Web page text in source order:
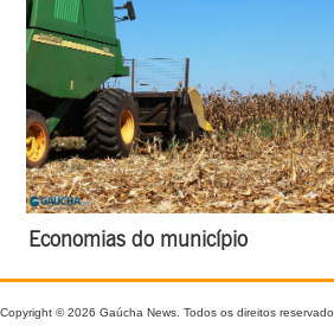
Economias do município
Copyright © 2026 Gaúcha News. Todos os direitos reservado